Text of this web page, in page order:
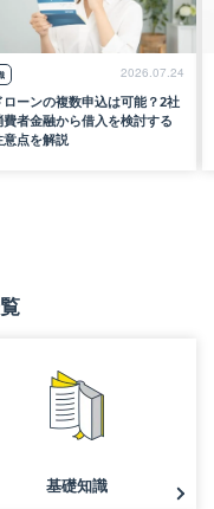
2026.07.24
ローンの複数申込は可能？2社
費者金融から借入を検討する
点を解説
基礎知識